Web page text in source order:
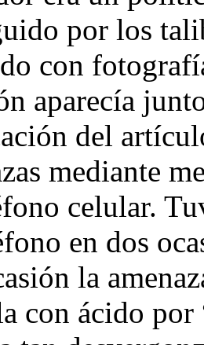
por los
con
aparecía
del
mediante
celular.
en dos
la
con ácido